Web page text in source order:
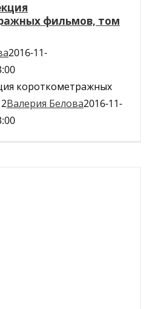
фильмов, том
2016-11-
короткометражных
Валерия Белова2016-11-